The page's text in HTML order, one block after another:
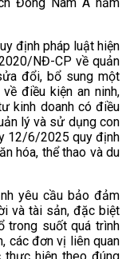
Đông Nam Á năm
định pháp luật hiện
NĐ-CP về quản
đổi, bổ sung một
điều kiện an ninh,
kinh doanh có điều
lý và sử dụng con
12/6/2025 quy định
hóa, thể thao và du
yêu cầu bảo đảm
và tài sản, đặc biệt
trong suốt quá trình
các đơn vị liên quan